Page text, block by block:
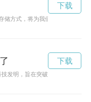
储方式，将为我们带来更加便捷
下载
发明，旨在突破极限，开启无
下载